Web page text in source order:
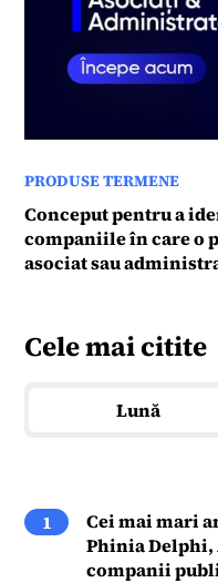
PRODUSE TERMENE
Conceput pentru a
companiile în care o
asociat sau
Cele mai citite
Lună
1
Cei mai mari
Phinia
companii